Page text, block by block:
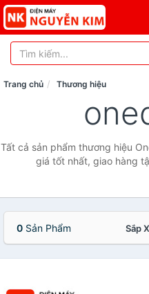
Trang chủ Thương hiệu
Tất cả sản phẩm thương hiệu
giá tốt nhất, giao hàng
0 Sản Phẩm Sắp